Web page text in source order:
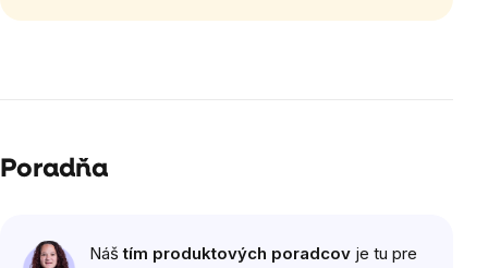
Poradňa
Náštím produktových poradcov je tu pre